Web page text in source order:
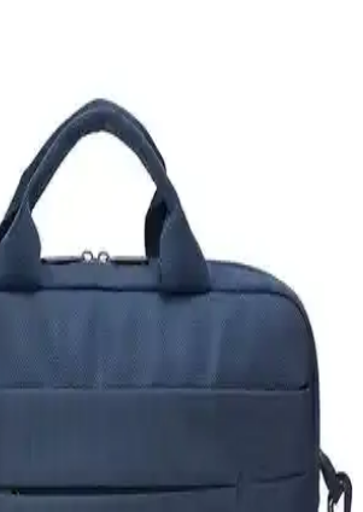
ve seyahat ihtiyaçlarınızı pratik
T210 Bilgisayar Çantası
Tasarım Özellikleri
T210 modeli, şık tasarımı,
ve su geçirmez özelliğiyle günlük ve
geniş iç hacimli taşınabilir bilgisayar
IT ile Targus TSB952GL
Hangi Sırt Çantası Sizin İçin Uygun
tasarım ve kullanım kolaylığı
yaparak en uygun seçimi yapın.